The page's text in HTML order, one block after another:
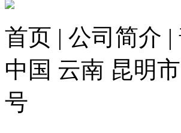
首页 | 公司简介
中国 云南 昆明
号